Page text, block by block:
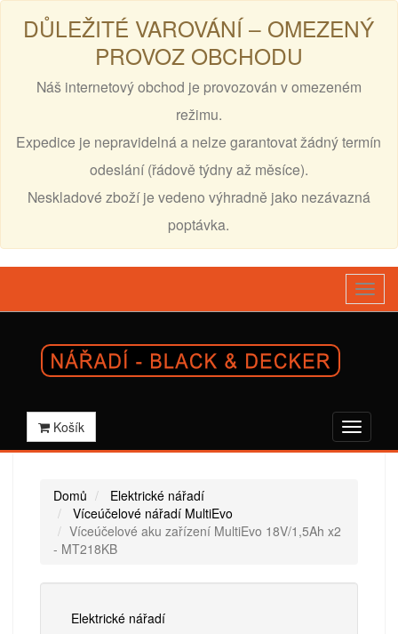
DŮLEŽITÉ VAROVÁNÍ – OMEZENÝ
PROVOZ OBCHODU
Náš internetový obchod je provozován v omezeném
režimu.
Expedice je nepravidelná a nelze garantovat žádný termín
odeslání (řádově týdny až měsíce).
Neskladové zboží je vedeno výhradně jako nezávazná
poptávka.
Košík
Domů
Elektrické nářadí
Víceúčelové nářadí MultiEvo
Víceúčelové aku zařízení MultiEvo 18V/1,5Ah x2
- MT218KB
Elektrické nářadí